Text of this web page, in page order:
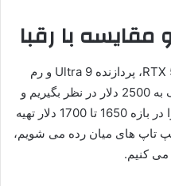
اگر مدل Legion Pro 5i با RTX 5070 Ti، پردازنده Ultra 9 و رم
32 گیگابایت را با قیمت اصلی نزدیک به 2500 دلار در نظر بگیریم و
اکنون با تخفیف حدود 800 دلار آن را در بازه 1650 تا 1700 دلار تهیه
تاپ های میان رده می شویم،
می کنیم.